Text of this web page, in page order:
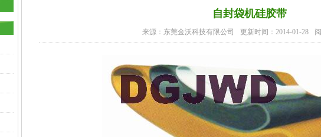
自封袋机硅胶带
来源：东莞金沃科技有限公司 更新时间：2014-01-28